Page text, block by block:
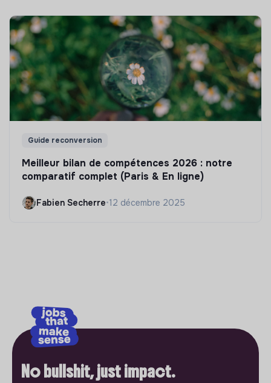
Guide reconversion
Meilleur bilan de compétences 2026 : notre
comparatif complet (Paris & En ligne)
Fabien Secherre•12 décembre 2025
No bullshit, just impact.